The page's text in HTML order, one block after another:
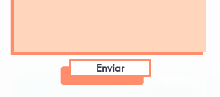
Enviar